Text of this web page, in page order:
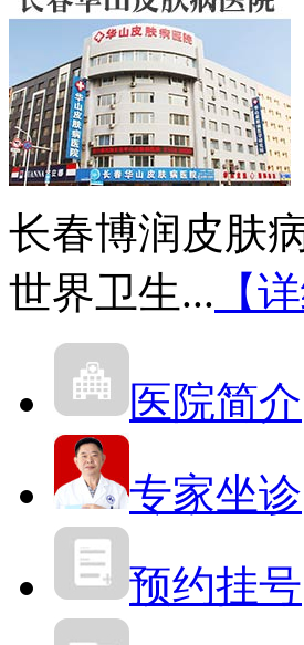
长春博润皮肤
世界卫生... 【
医院简介
专家坐诊
预约挂号